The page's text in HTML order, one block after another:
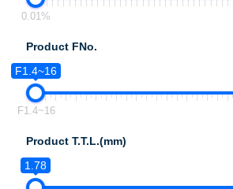
0.01%
Product FNo.
F1.4~16
F1.4~16
Product T.T.L.(mm)
1.78